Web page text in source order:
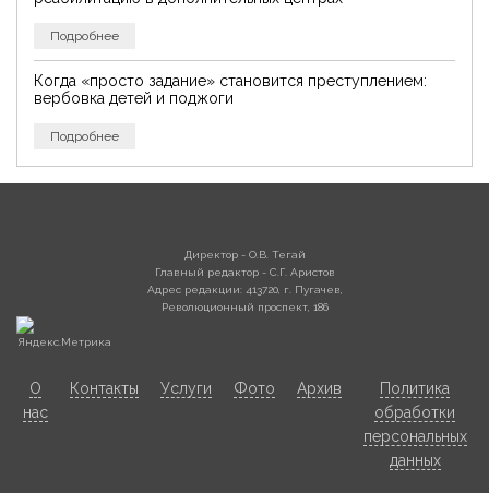
Подробнее
Когда «просто задание» становится преступлением:
вербовка детей и поджоги
Подробнее
Директор - О.В. Тегай
Главный редактор - С.Г. Аристов
Адрес редакции: 413720, г. Пугачев,
Революционный проспект, 186
О
нас
Контакты Услуги Фото Архив
Политика
обработки
персональных
данных